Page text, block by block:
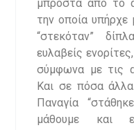
μπροστά από το
την οποία υπήρχε
“στεκόταν”
ευλαβείς
σύμφωνα με τις
Και σε πόσα
Παναγία
μάθουμε και